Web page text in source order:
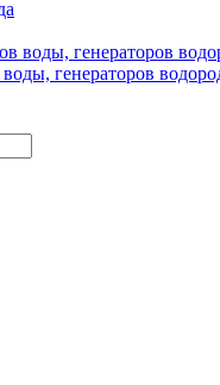
генераторов